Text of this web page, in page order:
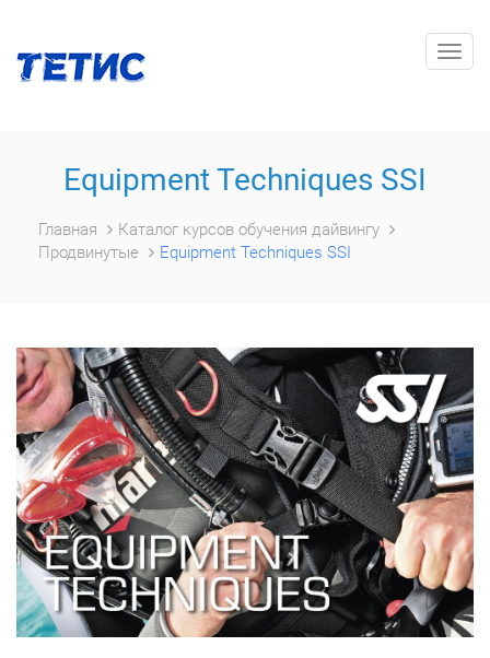
Equipment Techniques SSI
Главная
Каталог курсов обучения дайвингу
Продвинутые
Equipment Techniques SSI